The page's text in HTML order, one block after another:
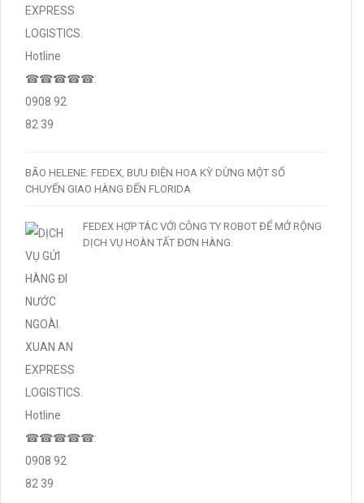
BÃO HELENE: FEDEX, BƯU ĐIỆN HOA KỲ DỪNG MỘT SỐ
CHUYẾN GIAO HÀNG ĐẾN FLORIDA
FEDEX HỢP TÁC VỚI CÔNG TY ROBOT ĐỂ MỞ RỘNG
DỊCH VỤ HOÀN TẤT ĐƠN HÀNG.